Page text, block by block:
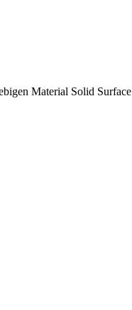
Material Solid